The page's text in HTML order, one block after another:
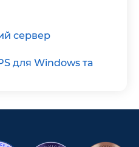
сервер
для Windows та